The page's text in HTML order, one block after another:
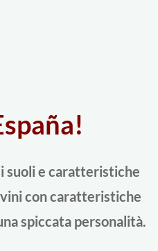
suoli e caratteristiche
con caratteristiche
spiccata personalità.